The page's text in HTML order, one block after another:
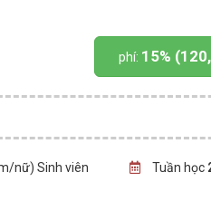
phí: 15%
nữ) Sinh viên Tuần học